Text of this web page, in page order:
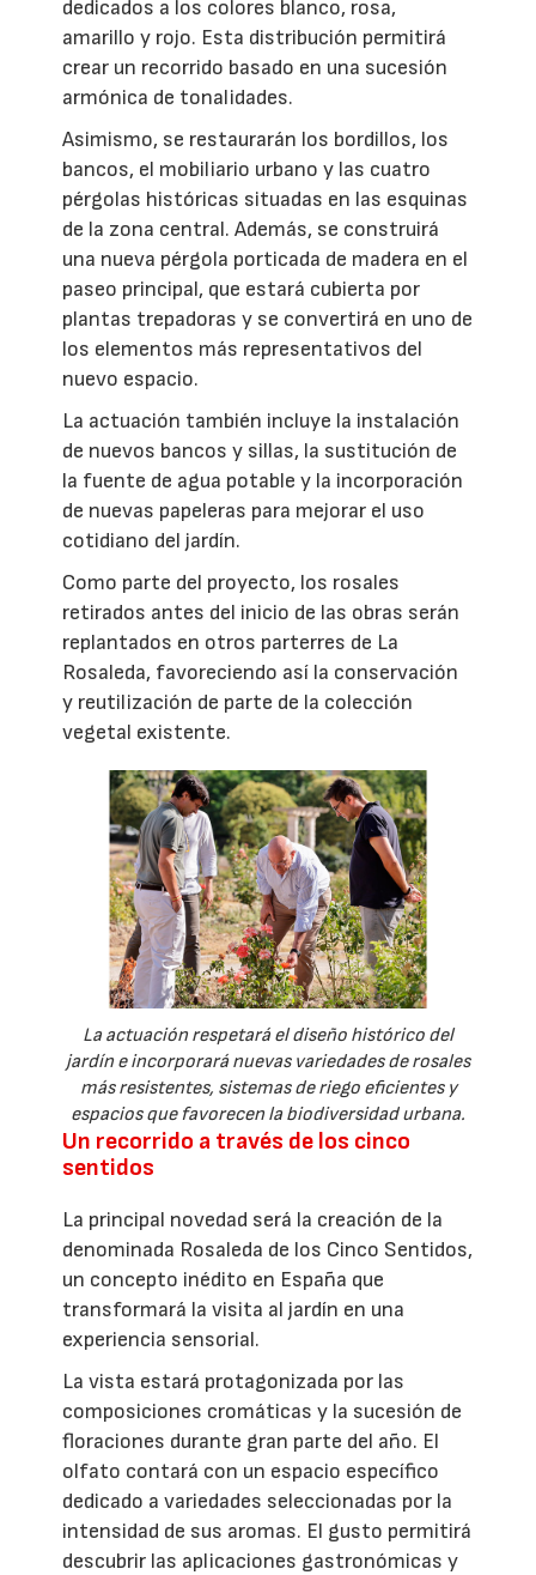
dedicados a los colores blanco, rosa,
amarillo y rojo. Esta distribución permitirá
crear un recorrido basado en una sucesión
armónica de tonalidades.
Asimismo, se restaurarán los bordillos, los
bancos, el mobiliario urbano y las cuatro
pérgolas históricas situadas en las esquinas
de la zona central. Además, se construirá
una nueva pérgola porticada de madera en el
paseo principal, que estará cubierta por
plantas trepadoras y se convertirá en uno de
los elementos más representativos del
nuevo espacio.
La actuación también incluye la instalación
de nuevos bancos y sillas, la sustitución de
la fuente de agua potable y la incorporación
de nuevas papeleras para mejorar el uso
cotidiano del jardín.
Como parte del proyecto, los rosales
retirados antes del inicio de las obras serán
replantados en otros parterres de La
Rosaleda, favoreciendo así la conservación
y reutilización de parte de la colección
vegetal existente.
La actuación respetará el diseño histórico del
jardín e incorporará nuevas variedades de rosales
más resistentes, sistemas de riego eficientes y
espacios que favorecen la biodiversidad urbana.
Un recorrido a través de los cinco
sentidos
La principal novedad será la creación de la
denominada Rosaleda de los Cinco Sentidos,
un concepto inédito en España que
transformará la visita al jardín en una
experiencia sensorial.
La vista estará protagonizada por las
composiciones cromáticas y la sucesión de
floraciones durante gran parte del año. El
olfato contará con un espacio específico
dedicado a variedades seleccionadas por la
intensidad de sus aromas. El gusto permitirá
descubrir las aplicaciones gastronómicas y